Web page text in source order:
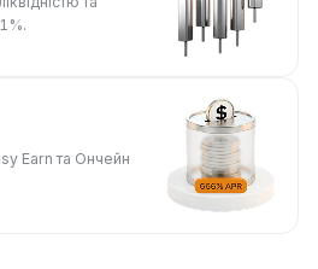
Earn та Ончейн